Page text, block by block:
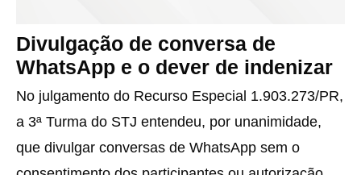
Divulgação de conversa de
WhatsApp e o dever de indenizar
No julgamento do Recurso Especial 1.903.273/PR,
a 3ª Turma do STJ entendeu, por unanimidade,
que divulgar conversas de WhatsApp sem o